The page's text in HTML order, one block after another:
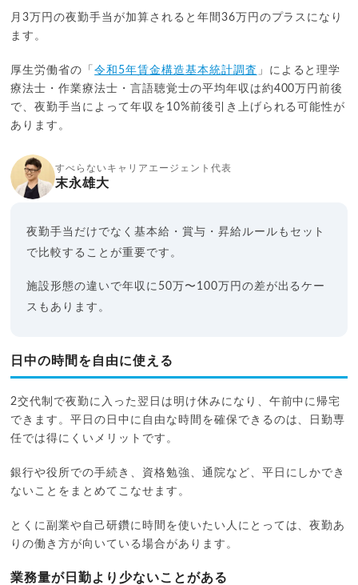
月3万円の夜勤手当が加算されると年間36万円のプラスになり
ます。
厚生労働省の「令和5年賃金構造基本統計調査 」によると理学
療法士・作業療法士・言語聴覚士の平均年収は約400万円前後
で、夜勤手当によって年収を10%前後引き上げられる可能性が
あります。
すべらないキャリアエージェント代表
末永雄大
夜勤手当だけでなく基本給・賞与・昇給ルールもセット
で比較することが重要です。
施設形態の違いで年収に50万〜100万円の差が出るケー
スもあります。
日中の時間を自由に使える
2交代制で夜勤に入った翌日は明け休みになり、午前中に帰宅
できます。平日の日中に自由な時間を確保できるのは、日勤専
任では得にくいメリットです。
銀行や役所での手続き、資格勉強、通院など、平日にしかでき
ないことをまとめてこなせます。
とくに副業や自己研鑽に時間を使いたい人にとっては、夜勤あ
りの働き方が向いている場合があります。
業務量が日勤より少ないことがある